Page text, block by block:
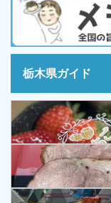
栃木県ガイド